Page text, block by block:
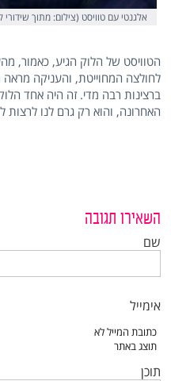
אלגנטי עם טוויסט (צילום: מתוך שידורי
הטוויסט של הלוק הגיע, כאמור,
לחולצה המחוייטת, והעניקה
ברצינות רבה מדי. זה היה אחד
האחרונה, והוא רק גרם לנו לרצות
השאירו תגובה
שם
אימייל
תוכן